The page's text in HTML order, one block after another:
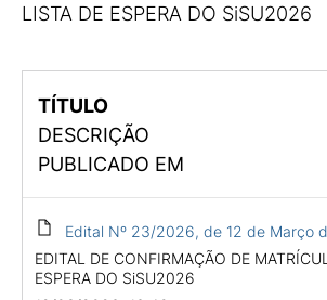
LISTA DE ESPERA DO SiSU2026
TÍTULO
DESCRIÇÃO
PUBLICADO EM
Edital Nº 23/2026, de 12 de Março
EDITAL DE CONFIRMAÇÃO DE
ESPERA DO SiSU2026